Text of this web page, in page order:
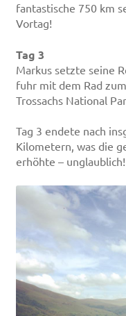
fantastische 750 km
Vortag!
Tag 3
Markus setzte seine
fuhr mit dem Rad
Trossachs National
Tag 3 endete nach
Kilometern, was die
erhöhte – unglaublich!